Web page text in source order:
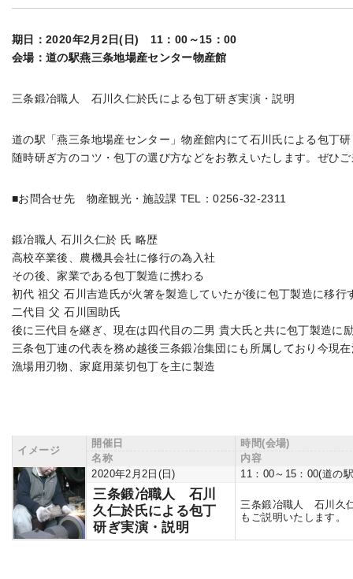
期日：2020年2月2日(日) 11：00～15：00
会場：道の駅燕三条地場産センター物産館
三条鍛冶職人 石川久仁於氏による包丁研ぎ実演・説明
道の駅「燕三条地場産センター」物産館内にて石川氏による包丁
随時研ぎ方のコツ・包丁の選び方などをお教えいたします。ぜひ
■お問合せ先 物産観光・施設課 TEL：0256-32-2311
鍛冶職人 石川久仁於 氏 略歴
高校卒業後、農機具会社に修行の為入社
その後、家業である包丁製造に携わる
初代 祖父 石川吉造氏が火箸を製造していたが後に包丁製造に移行
二代目 父 石川国助氏
後に三代目を継ぎ、現在は四代目の二男 貴大氏と共に包丁製造に
三条包丁連の代表を務め越後三条鍛冶集団にも所属しており今現
漁場用刃物、家庭用菜切包丁を主に製造
イメージ
開催日
時間(会場)
名称
内容
2020年2月2日(日)
11：00～15：00(道の
三条鍛冶職人 石川
久仁於氏による包丁
研ぎ実演・説明
三条鍛冶職人 石川久
もご説明いたします。